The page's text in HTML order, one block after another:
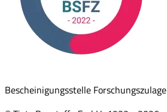
Bescheinigungsstelle Forschungszulage